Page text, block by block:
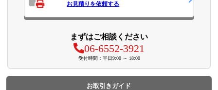
お見積り を依頼する
まずはご相談ください
06-6552-3921
受付時間：平日9:00 ～ 18:00
お取引きガイド